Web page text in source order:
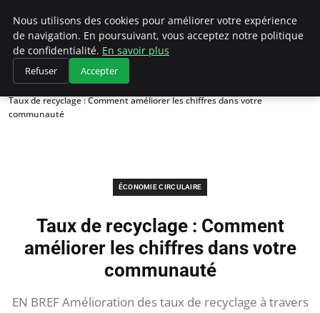
Climategatecountryclub.com
Accueil
Économie circulaire
Taux de recyclage : Comment améliorer les chiffres dans votre
communauté
ÉCONOMIE CIRCULAIRE
Taux de recyclage : Comment
améliorer les chiffres dans votre
communauté
EN BREF Amélioration des taux de recyclage à travers
Nous utilisons des cookies pour améliorer votre expérience
de navigation. En poursuivant, vous acceptez notre politique
de confidentialité. En savoir plus
Refuser Accepter